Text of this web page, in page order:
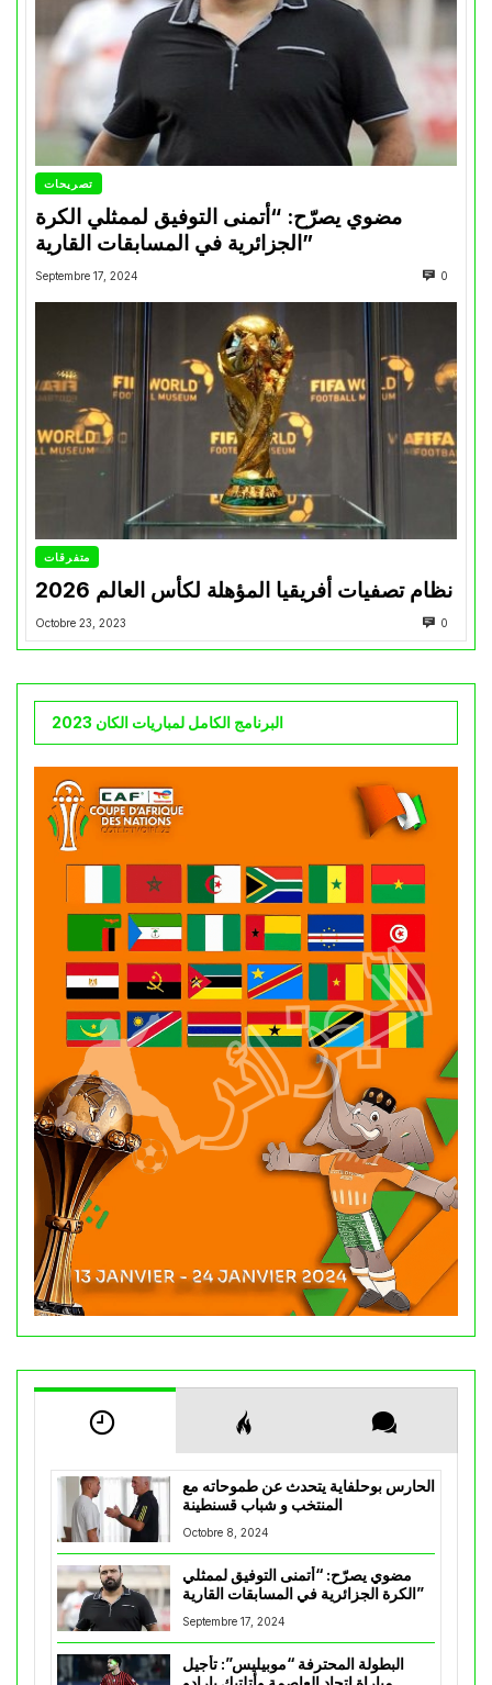
تصريحات
مضوي يصرّح: “أتمنى التوفيق لممثلي الكرة
الجزائرية في المسابقات القارية”
Septembre 17, 2024 0
متفرقات
نظام تصفيات أفريقيا المؤهلة لكأس العالم 2026
Octobre 23, 2023 0
البرنامج الكامل لمباريات الكان 2023
الحارس بوحلفاية يتحدث عن طموحاته مع
المنتخب و شباب قسنطينة
Octobre 8, 2024
مضوي يصرّح: “أتمنى التوفيق لممثلي
الكرة الجزائرية في المسابقات القارية”
Septembre 17, 2024
البطولة المحترفة “موبيليس”: تأجيل